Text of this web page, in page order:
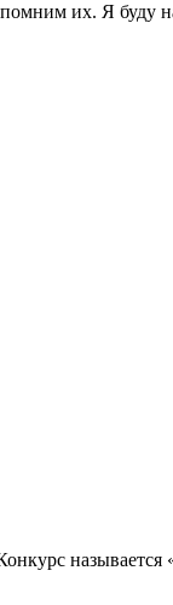
их. Я буду
называется